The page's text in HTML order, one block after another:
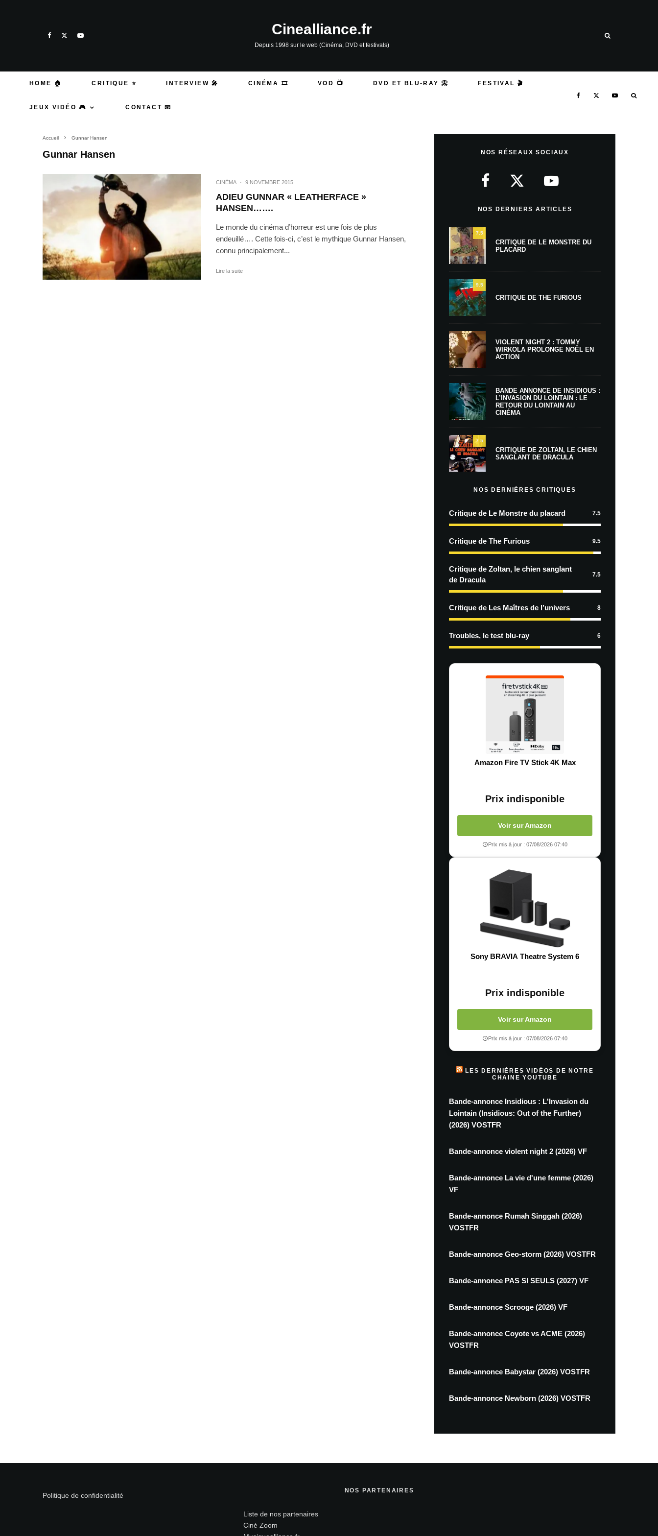
Cinealliance.fr
Depuis 1998 sur le web (Cinéma, DVD et festivals)
HOME 🏠 CRITIQUE ⭐ INTERVIEW 🎤 CINÉMA 🎞️ VOD 📺 DVD ET BLU-RAY 📀 FESTIVAL 🎬
JEUX VIDÉO 🎮 CONTACT 📧
Accueil Gunnar Hansen
Gunnar Hansen
CINÉMA · 9 NOVEMBRE 2015
ADIEU GUNNAR « LEATHERFACE »
HANSEN…….
Le monde du cinéma d’horreur est une fois de plus
endeuillé…. Cette fois-ci, c’est le mythique Gunnar Hansen,
connu principalement...
Lire la suite
NOS RÉSEAUX SOCIAUX
NOS DERNIERS ARTICLES
7.5
CRITIQUE DE LE MONSTRE DU
PLACARD
9.5
CRITIQUE DE THE FURIOUS
VIOLENT NIGHT 2 : TOMMY
WIRKOLA PROLONGE NOËL EN
ACTION
BANDE ANNONCE DE INSIDIOUS :
L’INVASION DU LOINTAIN : LE
RETOUR DU LOINTAIN AU
CINÉMA
7.5
CRITIQUE DE ZOLTAN, LE CHIEN
SANGLANT DE DRACULA
NOS DERNIÈRES CRITIQUES
Critique de Le Monstre du placard 7.5
Critique de The Furious 9.5
Critique de Zoltan, le chien sanglant
de Dracula
7.5
Critique de Les Maîtres de l’univers 8
Troubles, le test blu-ray 6
Amazon Fire TV Stick 4K Max
Prix indisponible
Voir sur Amazon
Prix mis à jour : 07/08/2026 07:40
Sony BRAVIA Theatre System 6
Prix indisponible
Voir sur Amazon
Prix mis à jour : 07/08/2026 07:40
LES DERNIÈRES VIDÉOS DE NOTRE
CHAINE YOUTUBE
Bande-annonce Insidious : L'Invasion du
Lointain (Insidious: Out of the Further)
(2026) VOSTFR
Bande-annonce violent night 2 (2026) VF
Bande-annonce La vie d'une femme (2026)
VF
Bande-annonce Rumah Singgah (2026)
VOSTFR
Bande-annonce Geo-storm (2026) VOSTFR
Bande-annonce PAS SI SEULS (2027) VF
Bande-annonce Scrooge (2026) VF
Bande-annonce Coyote vs ACME (2026)
VOSTFR
Bande-annonce Babystar (2026) VOSTFR
Bande-annonce Newborn (2026) VOSTFR
Politique de confidentialité
NOS PARTENAIRES
Liste de nos partenaires
Ciné Zoom